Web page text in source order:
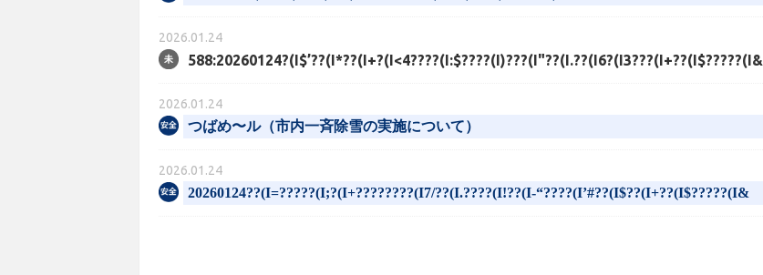
2026.01.24
588:20260124?(I$’??(I*??(I+?(I<4????(I:$????(I)???(I"??(I.??(I6?(I3???(I+??(I$?????(I&
2026.01.24
つばめ〜ル（市内一斉除雪の実施について）
2026.01.24
20260124??(I=?????(I;?(I+????????(I7/??(I.????(I!??(I-“????(I’#??(I$??(I+??(I$?????(I&